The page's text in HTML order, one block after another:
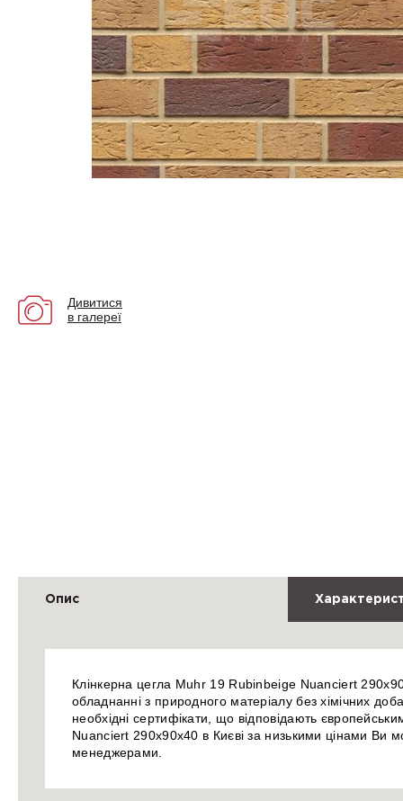
Дивитися
в галереї
Опис
Клінкерна цегла Muhr 19 Rubinbeige Nuanciert
обладнанні з природного матеріалу без хімічних
необхідні сертифікати, що відповідають
Nuanciert 290х90х40 в Києві за низькими цінами Ви
менеджерами.